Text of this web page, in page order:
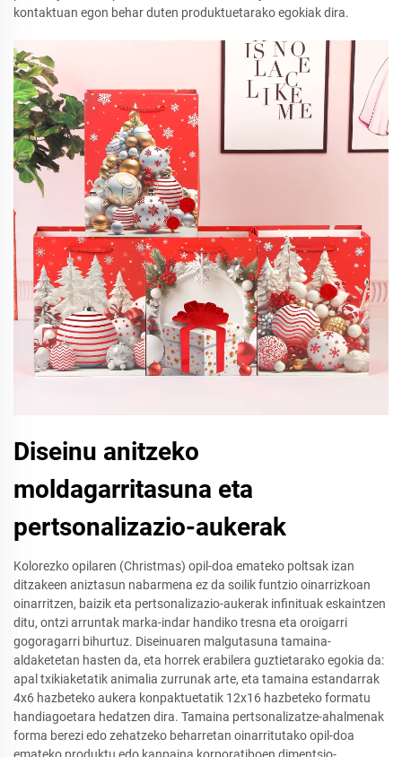
kontaktuan egon behar duten produktuetarako egokiak dira.
Diseinu anitzeko
moldagarritasuna eta
pertsonalizazio-aukerak
Kolorezko opilaren (Christmas) opil-doa emateko poltsak izan
ditzakeen aniztasun nabarmena ez da soilik funtzio oinarrizkoan
oinarritzen, baizik eta pertsonalizazio-aukerak infinituak eskaintzen
ditu, ontzi arruntak marka-indar handiko tresna eta oroigarri
gogoragarri bihurtuz. Diseinuaren malgutasuna tamaina-
aldaketetan hasten da, eta horrek erabilera guztietarako egokia da:
apal txikiaketatik animalia zurrunak arte, eta tamaina estandarrak
4x6 hazbeteko aukera konpaktuetatik 12x16 hazbeteko formatu
handiagoetara hedatzen dira. Tamaina pertsonalizatze-ahalmenak
forma berezi edo zehatzeko beharretan oinarritutako opil-doa
emateko produktu edo kanpaina korporatiboen dimentsio-